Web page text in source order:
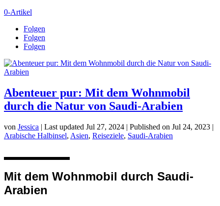
0-Artikel
Folgen
Folgen
Folgen
Abenteuer pur: Mit dem Wohnmobil
durch die Natur von Saudi-Arabien
von Jessica | Last updated Jul 27, 2024 | Published on Jul 24, 2023 |
Arabische Halbinsel, Asien, Reiseziele, Saudi-Arabien
Mit dem Wohnmobil durch Saudi-
Arabien